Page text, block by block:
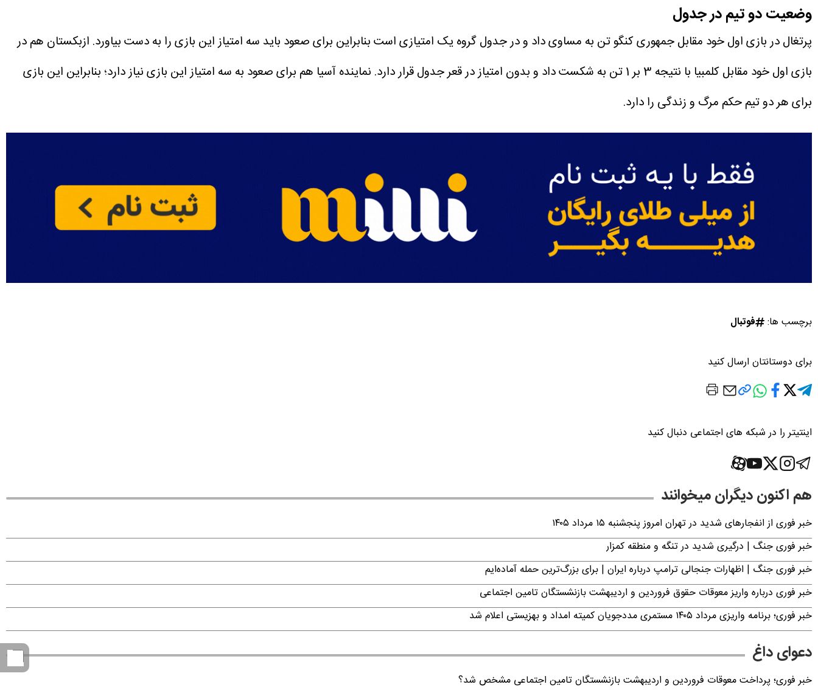
وضعیت دو تیم در جدول
پرتغال در بازی اول خود مقابل جمهوری کنگو تن به مساوی داد و در جدول گروه یک امتیازی است بنابراین برای صعود باید سه امتیاز این بازی را به دست بیاورد. ازبکستان هم در
بازی اول خود مقابل کلمبیا با نتیجه 3 بر 1 تن به شکست داد و بدون امتیاز در قعر جدول قرار دارد. نماینده آسیا هم برای صعود به سه امتیاز این بازی نیاز دارد؛ بنابراین این بازی
برای هر دو تیم حکم مرگ و زندگی را دارد.
برچسب ها: فوتبال
برای دوستانتان ارسال کنید
اینتیتر را در شبکه های اجتماعی دنبال کنید
هم اکنون دیگران میخوانند
خبر فوری از انفجارهای شدید در تهران امروز پنجشنبه ۱۵ مرداد ۱۴۰۵
خبر فوری جنگ | درگیری شدید در تنگه و منطقه کمزار
خبر فوری جنگ | اظهارات جنجالی ترامپ درباره ایران | برای بزرگ‌ترین حمله آماده‌ایم
خبر فوری درباره واریز معوقات حقوق فروردین و اردیبهشت بازنشستگان تامین اجتماعی
خبر فوری؛ برنامه واریزی مرداد ۱۴۰۵ مستمری مددجویان کمیته امداد و بهزیستی اعلام شد
دعوای داغ
خبر فوری؛ پرداخت معوقات فروردین و اردیبهشت بازنشستگان تامین اجتماعی مشخص شد؟